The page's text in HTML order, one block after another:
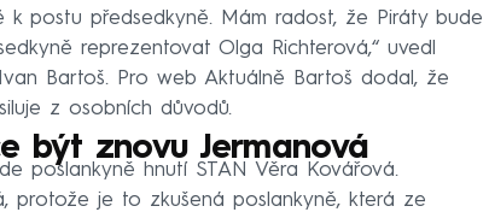
k postu předsedkyně. Mám radost, že Piráty bude
reprezentovat Olga Richterová,“ uvedl
Bartoš. Pro web Aktuálně Bartoš dodal, že
z osobních důvodů.
být znovu Jermanová
poslankyně hnutí STAN Věra Kovářová.
protože je to zkušená poslankyně, která ze